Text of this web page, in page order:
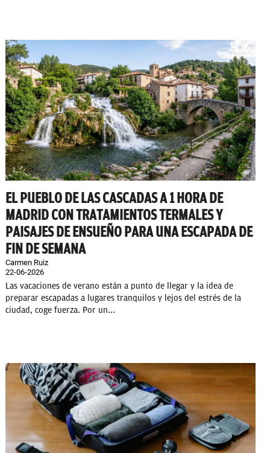
EL PUEBLO DE LAS CASCADAS A 1 HORA DE
MADRID CON TRATAMIENTOS TERMALES Y
PAISAJES DE ENSUEÑO PARA UNA ESCAPADA DE
FIN DE SEMANA
Carmen Ruiz
22-06-2026
Las vacaciones de verano están a punto de llegar y la idea de
preparar escapadas a lugares tranquilos y lejos del estrés de la
ciudad, coge fuerza. Por un...